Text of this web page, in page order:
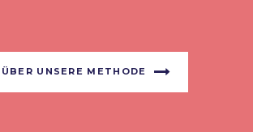
UNSERE METHODE